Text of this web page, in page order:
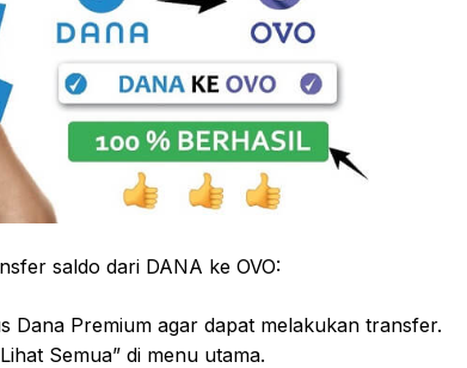
saldo dari DANA ke OVO:
Dana Premium agar dapat melakukan transfer.
Semua” di menu utama.